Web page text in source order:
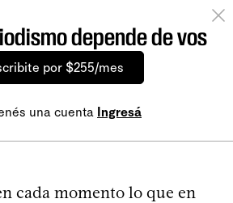
depende de vos
por $255/mes
una cuenta Ingresá
cada momento lo que en